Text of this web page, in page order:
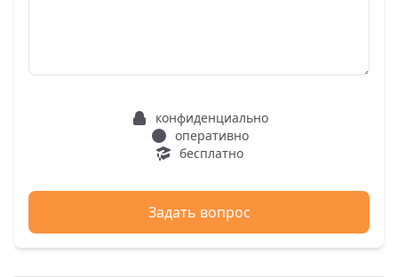
конфиденциально
оперативно
бесплатно
Задать вопрос